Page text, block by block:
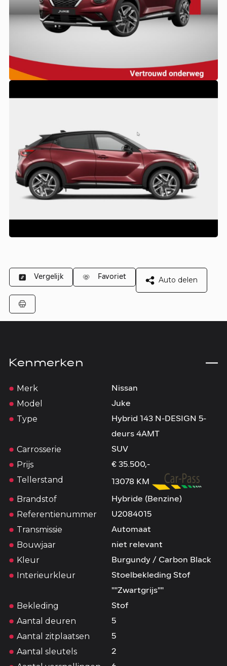
Vergelijk Favoriet Auto delen
Kenmerken
Merk Nissan
Model Juke
Type
Hybrid 143 N-DESIGN 5-
deurs 4AMT
Carrosserie SUV
Prijs € 35.500,-
Tellerstand 13078 KM
Brandstof Hybride (Benzine)
Referentienummer U2084015
Transmissie Automaat
Bouwjaar niet relevant
Kleur Burgundy / Carbon Black
Interieurkleur
Stoelbekleding Stof
""Zwartgrijs""
Bekleding Stof
Aantal deuren 5
Aantal zitplaatsen 5
Aantal sleutels 2